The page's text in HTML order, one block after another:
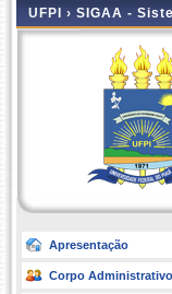
UFPI › SIGAA -
Apresentação
Corpo Administrativo